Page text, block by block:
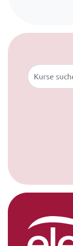
Zum Inhalt springen
Buscar